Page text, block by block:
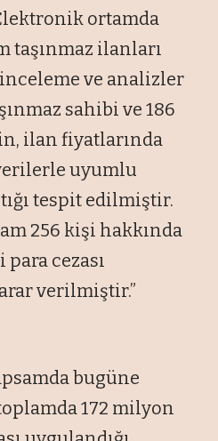
ortamda
taşınmaz ilanları
ve analizler
sahibi ve ⁠186
ilan fiyatlarında
uyumlu
tespit edilmiştir.
256 kişi hakkında
para cezası
verilmiştir.”
bugüne
172 milyon